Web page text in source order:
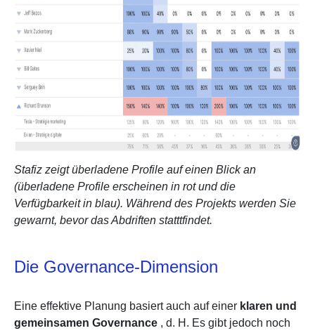
Stafiz zeigt überladene Profile auf einen Blick an
(überladene Profile erscheinen in rot und die
Verfügbarkeit in blau). Während des Projekts werden Sie
gewarnt, bevor das Abdriften statttfindet.
Die Governance-Dimension
Eine effektive Planung basiert auch auf einer klaren und
gemeinsamen Governance , d. H. Es gibt jedoch noch